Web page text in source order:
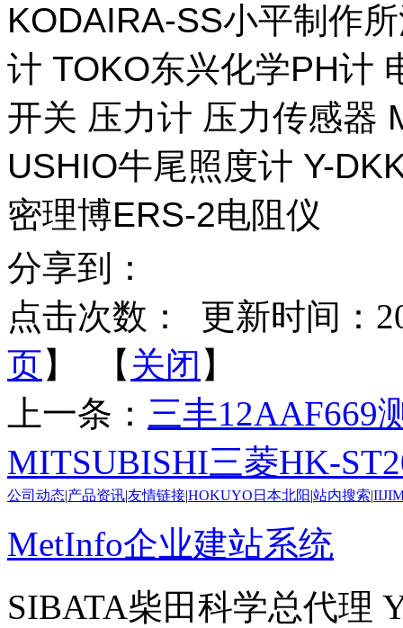
KODAIRA-SS小平制作
计 TOKO东兴化学PH计
开关 压力计 压力传感器
USHIO牛尾照度计 Y-
密理博ERS-2电阻仪
分享到：
点击次数：
更新时间：
页】 【 关闭 】
上一条： 三丰12AAF669
MITSUBISHI三菱HK-
公司动态 产品资讯友情链接HOKUYO日本北阳 站内搜索
MetInfo企业建站系统
SIBATA柴田科学总代理